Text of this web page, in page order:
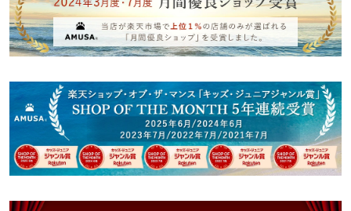
ーデ